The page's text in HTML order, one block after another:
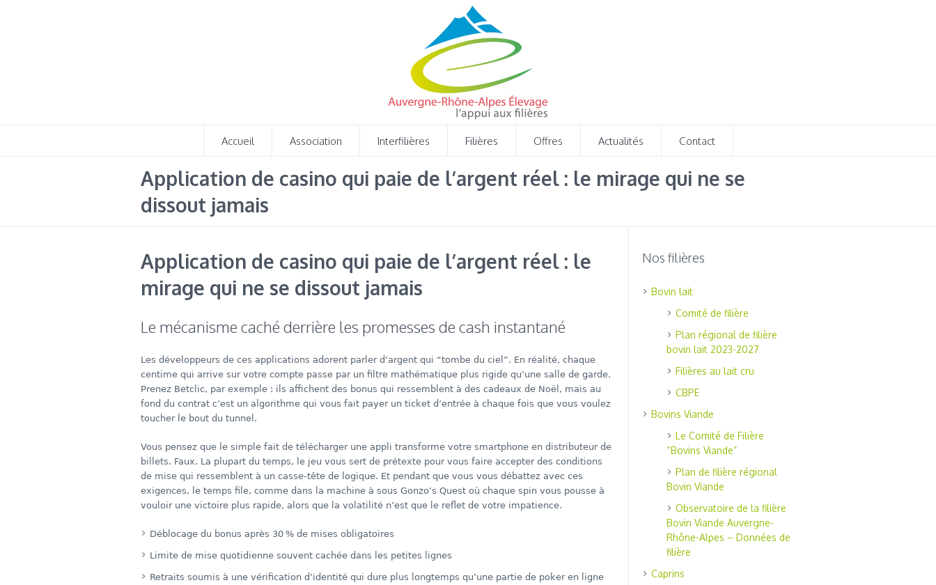
Accueil Association Interfilières Filières Offres Actualités Contact
Application de casino qui paie de l’argent réel : le mirage qui ne se
dissout jamais
Application de casino qui paie de l’argent réel : le
mirage qui ne se dissout jamais
Le mécanisme caché derrière les promesses de cash instantané
Les développeurs de ces applications adorent parler d’argent qui “tombe du ciel”. En réalité, chaque
centime qui arrive sur votre compte passe par un filtre mathématique plus rigide qu’une salle de garde.
Prenez Betclic, par exemple : ils affichent des bonus qui ressemblent à des cadeaux de Noël, mais au
fond du contrat c’est un algorithme qui vous fait payer un ticket d’entrée à chaque fois que vous voulez
toucher le bout du tunnel.
Vous pensez que le simple fait de télécharger une appli transforme votre smartphone en distributeur de
billets. Faux. La plupart du temps, le jeu vous sert de prétexte pour vous faire accepter des conditions
de mise qui ressemblent à un casse-tête de logique. Et pendant que vous vous débattez avec ces
exigences, le temps file, comme dans la machine à sous Gonzo’s Quest où chaque spin vous pousse à
vouloir une victoire plus rapide, alors que la volatilité n’est que le reflet de votre impatience.
Déblocage du bonus après 30 % de mises obligatoires
Limite de mise quotidienne souvent cachée dans les petites lignes
Retraits soumis à une vérification d’identité qui dure plus longtemps qu’une partie de poker en ligne
Nos filières
Bovin lait
Comité de filière
Plan régional de filière
bovin lait 2023-2027
Filières au lait cru
CBPE
Bovins Viande
Le Comité de Filière
“Bovins Viande”
Plan de filière régional
Bovin Viande
Observatoire de la filière
Bovin Viande Auvergne-
Rhône-Alpes – Données de
filière
Caprins